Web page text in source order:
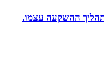
תהליך ההשקעה עצמו.